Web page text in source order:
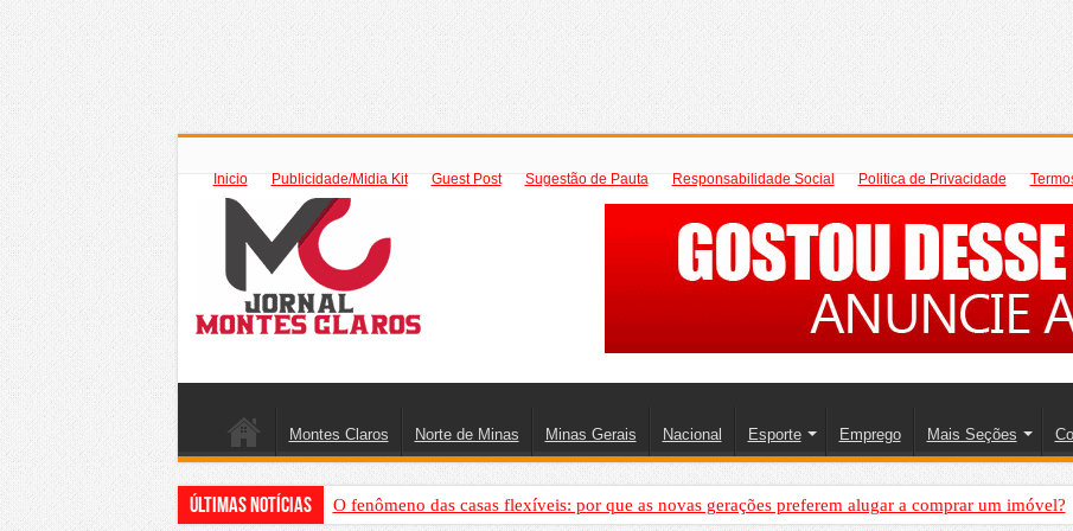
Inicio Publicidade/Midia Kit Guest Post Sugestão de Pauta Responsabilidade Social Politica de Privacidade
Montes Claros Norte de Minas Minas Gerais Nacional Esporte Emprego Mais Seções
Últimas Notícias O fenômeno das casas flexíveis: por que as novas gerações preferem alugar a comprar um imóvel?